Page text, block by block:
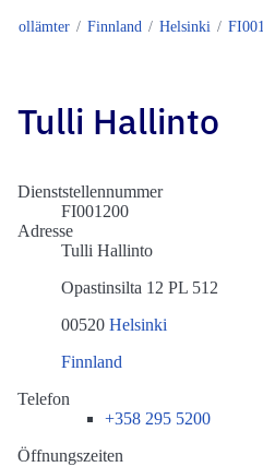
Zollämter Finnland Helsinki
Tulli Hallinto
Dienststellennummer
FI001200
Adresse
Tulli Hallinto
Opastinsilta 12 PL 512
00520 Helsinki
Finnland
Telefon
+358 295 5200
Öffnungszeiten